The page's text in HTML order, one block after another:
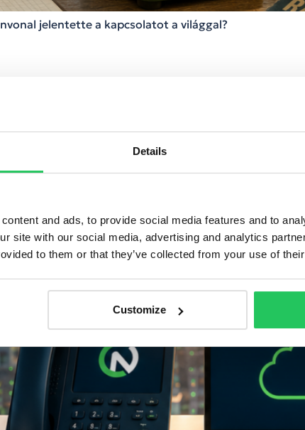
Details
and ads, to provide social media features and to
site with our social media, advertising and analytics
to them or that they’ve collected from your use of
Customize
jelentette a kapcsolatot a világgal?